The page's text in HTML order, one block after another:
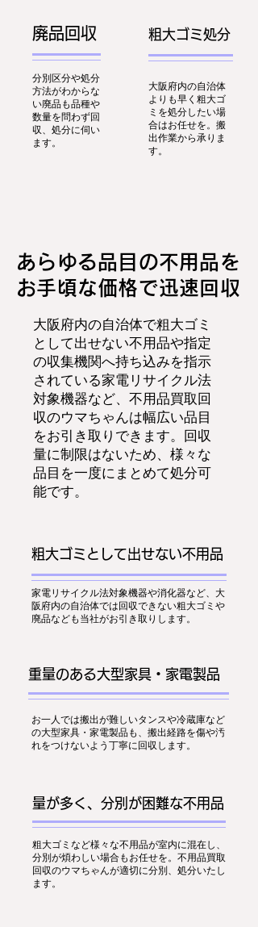
廃品回収
分別区分や処分
方法がわからな
い廃品も品種や
数量を問わず回
収、処分に伺い
ます。
粗大ゴミ処分
大阪府内の自治体
よりも早く粗大ゴ
ミを処分したい場
合はお任せを。搬
出作業から承りま
す。
あらゆる品目の不用品を
お手頃な価格で迅速回収
大阪府内の自治体で粗大ゴミ
として出せない不用品や指定
の収集機関へ持ち込みを指示
されている家電リサイクル法
対象機器など、不用品買取回
収のウマちゃんは幅広い品目
をお引き取りできます。回収
量に制限はないため、様々な
品目を一度にまとめて処分可
能です。
粗大ゴミとして出せない不用品
家電リサイクル法対象機器や消化器など、大
阪府内の自治体では回収できない粗大ゴミや
廃品なども当社がお引き取りします。
重量のある大型家具・家電製品
お一人では搬出が難しいタンスや冷蔵庫など
の大型家具・家電製品も、搬出経路を傷や汚
れをつけないよう丁寧に回収します。
量が多く、分別が困難な不用品
粗大ゴミなど様々な不用品が室内に混在し、
分別が煩わしい場合もお任せを。不用品買取
回収のウマちゃんが適切に分別、処分いたし
ます。